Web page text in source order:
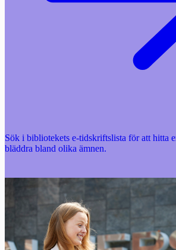
Sök i bibliotekets e-tidskriftslista för att hitta
bläddra bland olika ämnen.